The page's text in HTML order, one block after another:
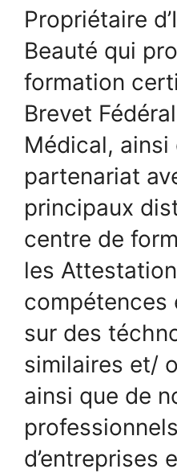
Propriétaire
Beauté qui
formation
Brevet
Médical, ainsi
partenariat
principaux
centre de
les
compétences
sur des
similaires et/
ainsi que de
d’entreprises